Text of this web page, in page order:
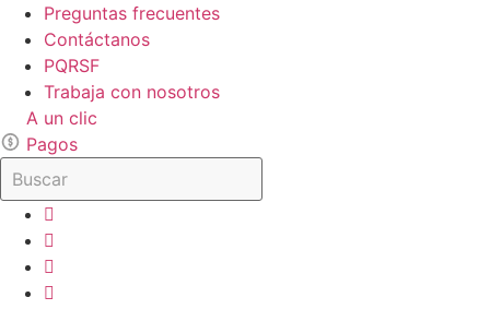
contenido
Preguntas frecuentes
Contáctanos
PQRSF
Trabaja con nosotros
A un clic
Pagos